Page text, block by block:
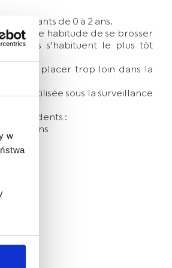
w
enfants de 0 à 2 ans.
bonne habitude de se brosser
qu’ils s’habituent le plus tôt
de la placer trop loin dans la
être utilisée sous la surveillance
à dents :
irritations